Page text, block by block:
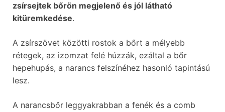
zsírsejtek bőrön megjelenő és jól látható
kitüremkedése.
A zsírszövet közötti rostok a bőrt a mélyebb
rétegek, az izomzat felé húzzák, ezáltal a bőr
hepehupás, a narancs felszínéhez hasonló tapintású
lesz.
A narancsbőr leggyakrabban a fenék és a comb